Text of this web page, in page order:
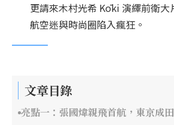
更請來木村光希 Kōki 演繹前衛大
航空迷與時尚圈陷入瘋狂。
文章目錄
亮點一：張國煒親飛首航，東京成